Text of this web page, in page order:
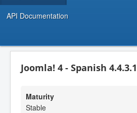
API Documentation
Joomla! 4 - Spanish 4.4.3.1
Maturity
Stable